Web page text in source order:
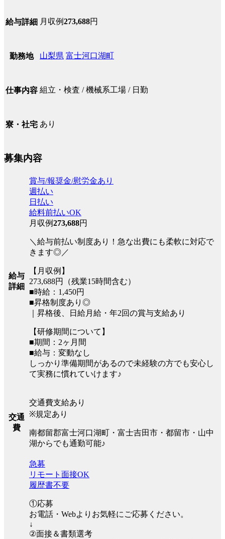
給与詳細 月収例273,688円
勤務地 山梨県 富士河口湖町
仕事内容 組立・検査 / 機械系工場 / 日勤
寮・社宅 あり
募集内容
給与
詳細
賞与/報奨金/慰労金あり
週払い
日払い
給料前払いOK
月収例273,688円
＼給与前払い制度あり！急な出費にも柔軟に対応で
きます◎／
【月収例】
273,688円（残業15時間含む）
■時給：1,450円
■昇格制度あり◎
｜昇格後、日給月給・年2回の賞与支給あり
【研修期間について】
■期間：2ヶ月間
■給与：変動なし
しっかり準備期間があるので未経験の方でも安心し
て実務に慣れていけます♪
交通
費
交通費支給あり
※規定あり
南都留郡富士河口湖町・富士吉田市・都留市・山中
湖からでも通勤可能♪
急募
リモート面接OK
履歴書不要
①応募
お電話・Webよりお気軽にご応募ください。
↓
②面接＆書類選考